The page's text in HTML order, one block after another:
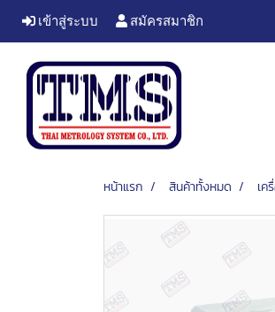
เข้าสู่ระบบ สมัครสมาชิก
หน้าแรก สินค้าทั้งหมด เค